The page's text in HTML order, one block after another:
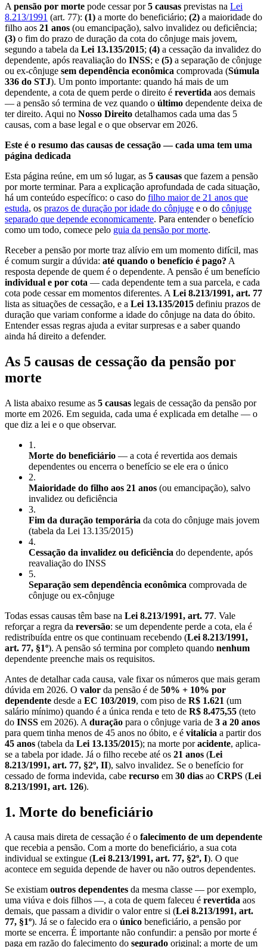
A pensão por morte pode cessar por5 causas previstas na Lei
8.213/1991 (art. 77): (1) a morte do beneficiário; (2) a maioridade do
filho aos 21 anos (ou emancipação), salvo invalidez ou deficiência;
(3) o fim do prazo de duração da cota do cônjuge mais jovem,
segundo a tabela da Lei 13.135/2015; (4) a cessação da invalidez do
dependente, após reavaliação do INSS; e (5) a separação de cônjuge
ou ex-cônjuge sem dependência econômica comprovada (Súmula
336 do STJ). Um ponto importante: quando há mais de um
dependente, a cota de quem perde o direito é revertida aos demais
— a pensão só termina de vez quando o último dependente deixa de
ter direito. Aqui no Nosso Direito detalhamos cada uma das 5
causas, com a base legal e o que observar em 2026.
Este é o resumo das causas de cessação — cada uma tem uma
página dedicada
Esta página reúne, em um só lugar, as 5 causas que fazem a pensão
por morte terminar. Para a explicação aprofundada de cada situação,
há um conteúdo específico: o caso do filho maior de 21 anos que
estuda, os prazos de duração por idade do cônjuge e o do cônjuge
separado que depende economicamente. Para entender o benefício
como um todo, comece pelo guia da pensão por morte.
Receber a pensão por morte traz alívio em um momento difícil, mas
é comum surgir a dúvida: até quando o benefício é pago? A
resposta depende de quem é o dependente. A pensão é um benefício
individual e por cota — cada dependente tem a sua parcela, e cada
cota pode cessar em momentos diferentes. A Lei 8.213/1991, art. 77
lista as situações de cessação, e a Lei 13.135/2015 definiu prazos de
duração que variam conforme a idade do cônjuge na data do óbito.
Entender essas regras ajuda a evitar surpresas e a saber quando
ainda há direito a defender.
As 5 causas de cessação da pensão por
morte
A lista abaixo resume as 5 causas legais de cessação da pensão por
morte em 2026. Em seguida, cada uma é explicada em detalhe — o
que diz a lei e o que observar.
1 .
Morte do beneficiário — a cota é revertida aos demais
dependentes ou encerra o benefício se ele era o único
2.
Maioridade do filho aos 21 anos (ou emancipação), salvo
invalidez ou deficiência
3.
Fim da duração temporária da cota do cônjuge mais jovem
(tabela da Lei 13.135/2015)
4.
Cessação da invalidez ou deficiência do dependente, após
reavaliação do INSS
5.
Separação sem dependência econômica comprovada de
cônjuge ou ex-cônjuge
Todas essas causas têm base na Lei 8.213/1991, art. 77. Vale
reforçar a regra da reversão: se um dependente perde a cota, ela é
redistribuída entre os que continuam recebendo (Lei 8.213/1991,
art. 77, §1º). A pensão só termina por completo quando nenhum
dependente preenche mais os requisitos.
Antes de detalhar cada causa, vale fixar os números que mais geram
dúvida em 2026. O valor da pensão é de 50% + 10% por
dependente desde a EC 103/2019, com piso de R$ 1.621 (um
salário mínimo) quando é a única renda e teto de R$ 8.475,55 (teto
do INSS em 2026). A duração para o cônjuge varia de 3 a 20 anos
para quem tinha menos de 45 anos no óbito, e é vitalícia a partir dos
45 anos (tabela da Lei 13.135/2015); na morte poracidente, aplica-
se a tabela por idade. Já o filho recebe até os 21 anos (Lei
8.213/1991, art. 77, §2º, II), salvo invalidez. Se o benefício for
cessado de forma indevida, cabe recurso em 30 dias ao CRPS (Lei
8.213/1991, art. 126).
1. Morte do beneficiário
A causa mais direta de cessação é o falecimento de um dependente
que recebia a pensão. Com a morte do beneficiário, a sua cota
individual se extingue (Lei 8.213/1991, art. 77, §2º, I). O que
acontece em seguida depende de haver ou não outros dependentes.
Se existiam outros dependentes da mesma classe — por exemplo,
uma viúva e dois filhos —, a cota de quem faleceu é revertida aos
demais, que passam a dividir o valor entre si (Lei 8.213/1991, art.
77, §1º). Já se o falecido era o único beneficiário, a pensão por
morte se encerra. É importante não confundir: a pensão por morte é
paga em razão do falecimento do segurado original; a morte de um